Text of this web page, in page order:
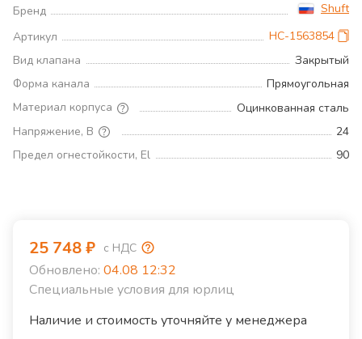
Бренд
Shuft
Артикул
НС-1563854
Вид клапана
Закрытый
Форма канала
Прямоугольная
Материал корпуса
Оцинкованная сталь
Напряжение, В
24
Предел огнестойкости, El
90
25 748₽ с НДС
Обновлено: 04.08 12:32
Специальные условия для юрлиц
Наличие и стоимость уточняйте у менеджера